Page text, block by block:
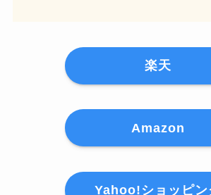
楽天
Amazon
Yahoo!ショッピン